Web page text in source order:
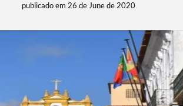
publicado em 26 de June de 2020